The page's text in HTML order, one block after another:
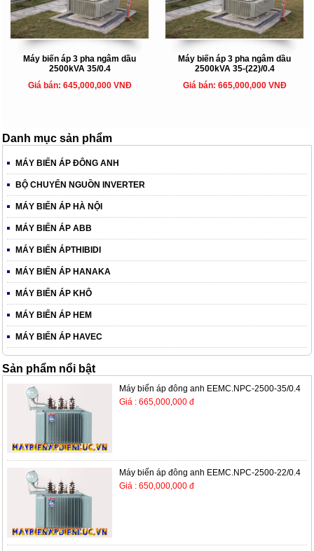
Máy biến áp 3 pha ngâm dầu
2500kVA 35/0.4
Giá bán: 645,000,000 VNĐ
Máy biến áp 3 pha ngâm dầu
2500kVA 35-(22)/0.4
Giá bán: 665,000,000 VNĐ
Danh mục sản phẩm
MÁY BIẾN ÁP ĐÔNG ANH
BỘ CHUYỂN NGUỒN INVERTER
MÁY BIẾN ÁP HÀ NỘI
MÁY BIẾN ÁP ABB
MÁY BIẾN ÁPTHIBIDI
MÁY BIẾN ÁP HANAKA
MÁY BIẾN ÁP KHÔ
MÁY BIẾN ÁP HEM
MÁY BIẾN ÁP HAVEC
Sản phẩm nổi bật
Máy biến áp đông anh EEMC.NPC-2500-35/0.4
Giá : 665,000,000 đ
Máy biến áp đông anh EEMC.NPC-2500-22/0.4
Giá : 650,000,000 đ